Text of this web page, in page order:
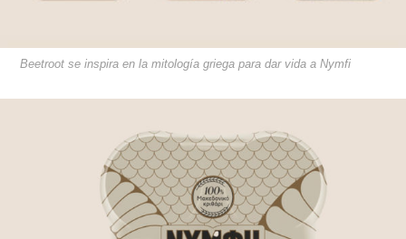
Beetroot se inspira en la mitología griega para dar vida a Nymfi